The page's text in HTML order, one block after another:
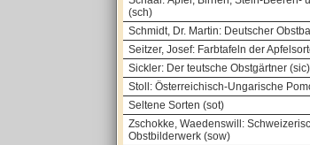
(sch)
Schmidt, Dr. Martin: Deutscher
Seitzer, Josef: Farbtafeln der
Sickler: Der teutsche Obstgärtner (sic)
Stoll: Österreichisch-Ungarische
Seltene Sorten (sot)
Zschokke, Waedenswill:
Obstbilderwerk (sow)